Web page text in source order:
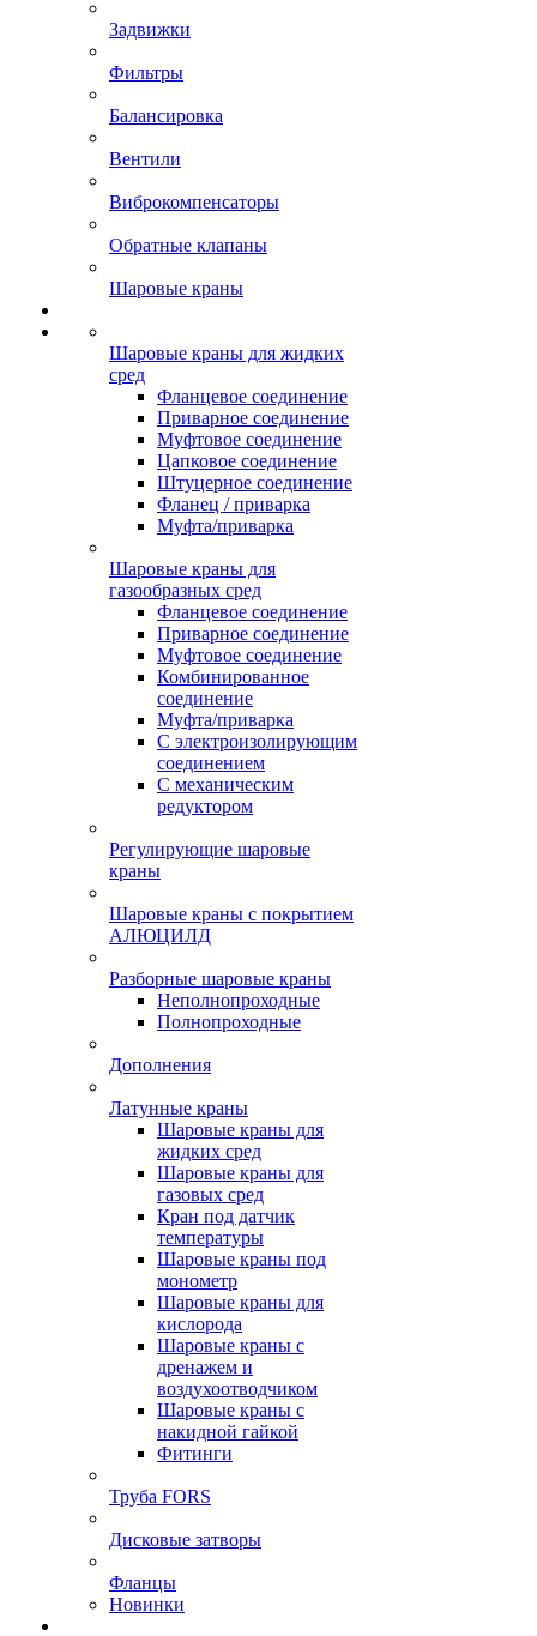
Задвижки
Фильтры
Балансировка
Вентили
Виброкомпенсаторы
Обратные клапаны
Шаровые краны
Шаровые краны для жидких
сред
Фланцевое соединение
Приварное соединение
Муфтовое соединение
Цапковое соединение
Штуцерное соединение
Фланец / приварка
Муфта/приварка
Шаровые краны для
газообразных сред
Фланцевое соединение
Приварное соединение
Муфтовое соединение
Комбинированное
соединение
Муфта/приварка
С электроизолирующим
соединением
С механическим
редуктором
Регулирующие шаровые
краны
Шаровые краны с покрытием
АЛЮЦИЛД
Разборные шаровые краны
Неполнопроходные
Полнопроходные
Дополнения
Латунные краны
Шаровые краны для
жидких сред
Шаровые краны для
газовых сред
Кран под датчик
температуры
Шаровые краны под
монометр
Шаровые краны для
кислорода
Шаровые краны с
дренажем и
воздухоотводчиком
Шаровые краны с
накидной гайкой
Фитинги
Труба FORS
Дисковые затворы
Фланцы
Новинки